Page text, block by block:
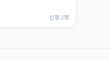
신청 2명